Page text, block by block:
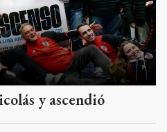
y ascendió